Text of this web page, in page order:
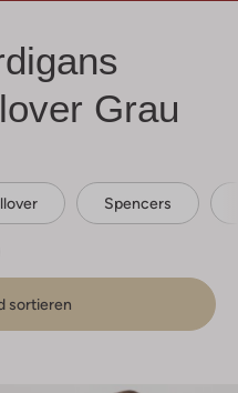
Grau
Spencers
sortieren